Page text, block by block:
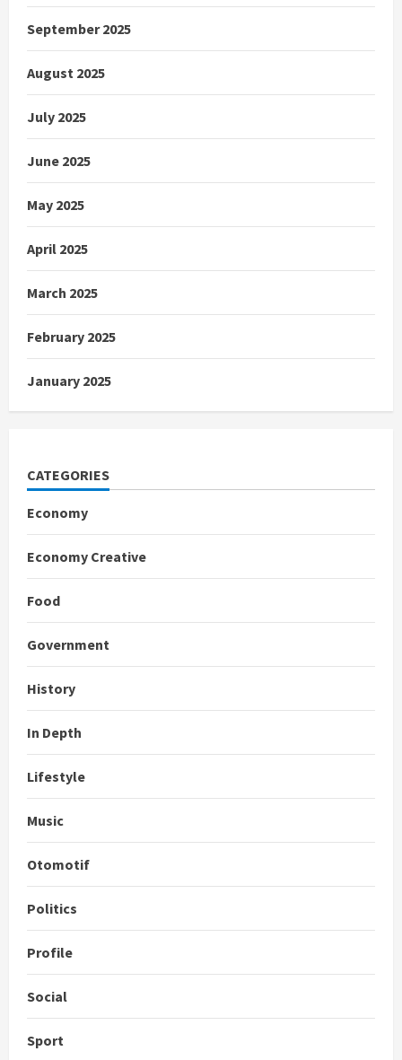
September 2025
August 2025
July 2025
June 2025
May 2025
April 2025
March 2025
February 2025
January 2025
CATEGORIES
Economy
Economy Creative
Food
Government
History
In Depth
Lifestyle
Music
Otomotif
Politics
Profile
Social
Sport